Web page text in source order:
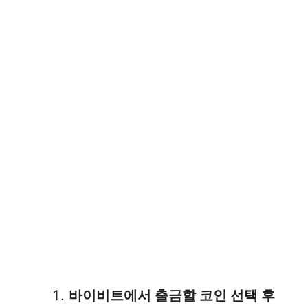
바이비트에서 출금할 코인 선택 후